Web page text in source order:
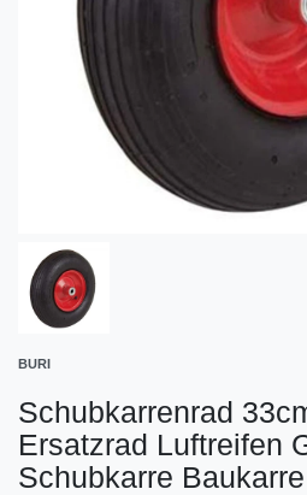
BURI
Schubkarrenrad
Ersatzrad Luftreifen
Schubkarre Baukarre